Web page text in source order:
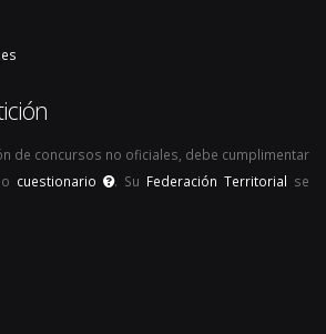
de concursos no oficiales, debe cumplimentar
o cuestionario . Su Federación Territorial se